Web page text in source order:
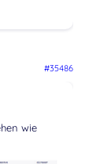
#35486
wie